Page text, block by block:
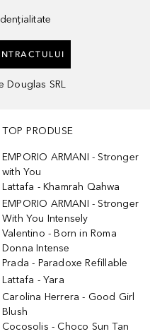
Douglas SRL
TOP PRODUSE
EMPORIO ARMANI - Stronger
with You
Lattafa - Khamrah Qahwa
EMPORIO ARMANI - Stronger
With You Intensely
Valentino - Born in Roma
Donna Intense
Prada - Paradoxe Refillable
Lattafa - Yara
Carolina Herrera - Good Girl
Blush
Cocosolis - Choco Sun Tan